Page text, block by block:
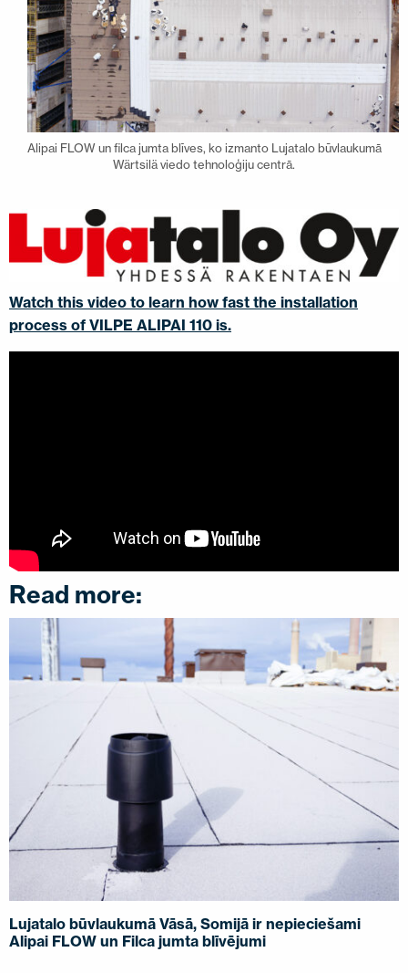
Alipai FLOW un filca jumta blīves, ko izmanto Lujatalo būvlaukumā
Wärtsilä viedo tehnoloģiju centrā.
Watch this video to learn how fast the installation
process of VILPE ALIPAI 110 is.
Read more:
Lujatalo būvlaukumā Vāsā, Somijā ir nepieciešami
Alipai FLOW un Filca jumta blīvējumi